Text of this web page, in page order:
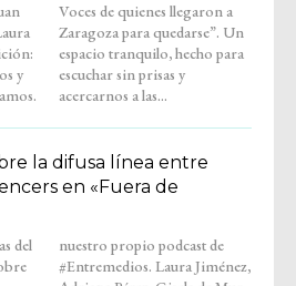
a
Un
acercarnos a las...
la difusa línea entre
en «Fuera de
del
de